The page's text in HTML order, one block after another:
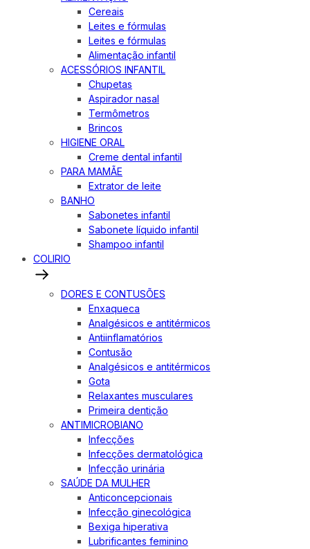
Cereais
Leites e fórmulas
Leites e fórmulas
Alimentação infantil
ACESSÓRIOS INFANTIL
Chupetas
Aspirador nasal
Termômetros
Brincos
HIGIENE ORAL
Creme dental infantil
PARA MAMÃE
Extrator de leite
BANHO
Sabonetes infantil
Sabonete líquido infantil
Shampoo infantil
COLIRIO
DORES E CONTUSÕES
Enxaqueca
Analgésicos e antitérmicos
Antiinflamatórios
Contusão
Analgésicos e antitérmicos
Gota
Relaxantes musculares
Primeira dentição
ANTIMICROBIANO
Infecções
Infecções dermatológica
Infecção urinária
SAÚDE DA MULHER
Anticoncepcionais
Infecção ginecológica
Bexiga hiperativa
Lubrificantes feminino